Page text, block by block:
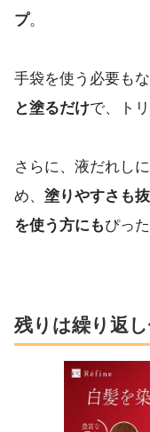
プ。
手袋を使う必要もな
と塗るだけで、ト
さらに、液だれし
め、 塗りやすさも
を使う方にもぴっ
残りは繰り返